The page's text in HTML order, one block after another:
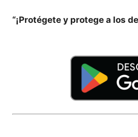
“¡Protégete y protege a los